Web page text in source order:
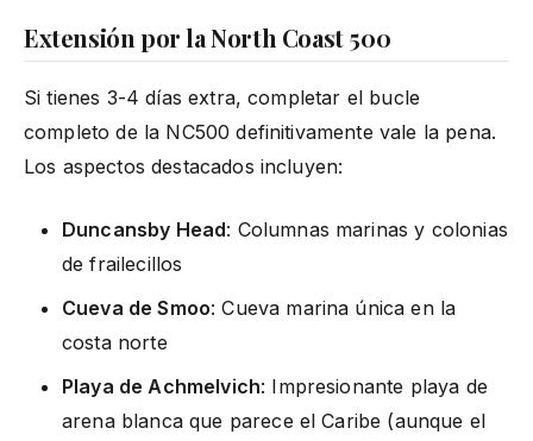
Extensión por la North Coast 500
Si tienes 3-4 días extra, completar el bucle
completo de la NC500 definitivamente vale la pena.
Los aspectos destacados incluyen:
Duncansby Head: Columnas marinas y colonias
de frailecillos
Cueva de Smoo: Cueva marina única en la
costa norte
Playa de Achmelvich: Impresionante playa de
arena blanca que parece el Caribe (aunque el